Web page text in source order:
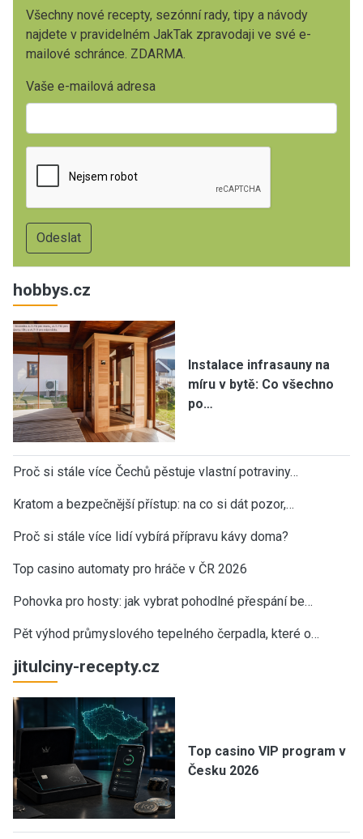
Všechny nové recepty, sezónní rady, tipy a návody
najdete v pravidelném JakTak zpravodaji ve své e-
mailové schránce. ZDARMA.
Vaše e-mailová adresa
hobbys.cz
Instalace infrasauny na
míru v bytě: Co všechno
po…
Proč si stále více Čechů pěstuje vlastní potraviny…
Kratom a bezpečnější přístup: na co si dát pozor,…
Proč si stále více lidí vybírá přípravu kávy doma?
Top casino automaty pro hráče v ČR 2026
Pohovka pro hosty: jak vybrat pohodlné přespání be…
Pět výhod průmyslového tepelného čerpadla, které o…
jitulciny-recepty.cz
Top casino VIP program v
Česku 2026